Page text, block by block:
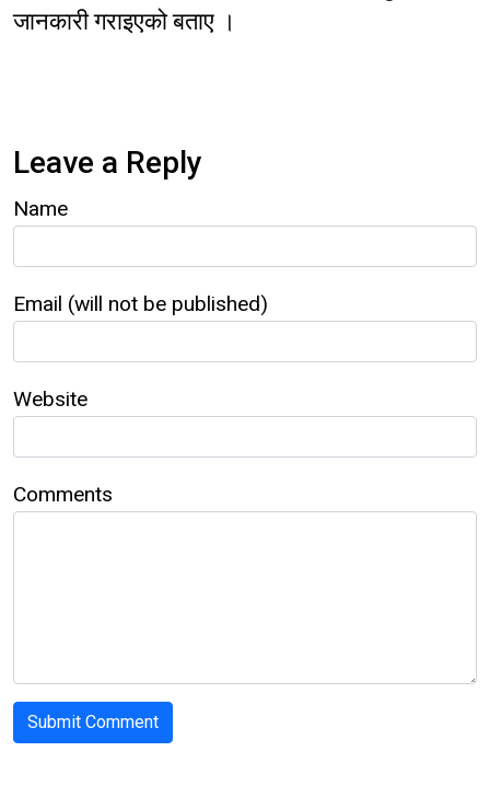
जानकारी गराइएको बताए ।
Leave a Reply
Name
Email (will not be published)
Website
Comments